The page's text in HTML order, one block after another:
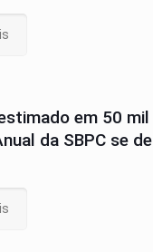
em 50
da SBPC se